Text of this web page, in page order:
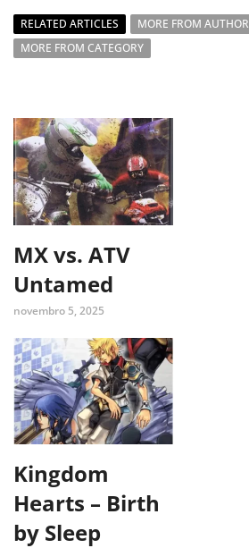
RELATED ARTICLES
MORE FROM AUTHOR
MORE FROM CATEGORY
MX vs. ATV
Untamed
novembro 5, 2025
Kingdom
Hearts – Birth
by Sleep